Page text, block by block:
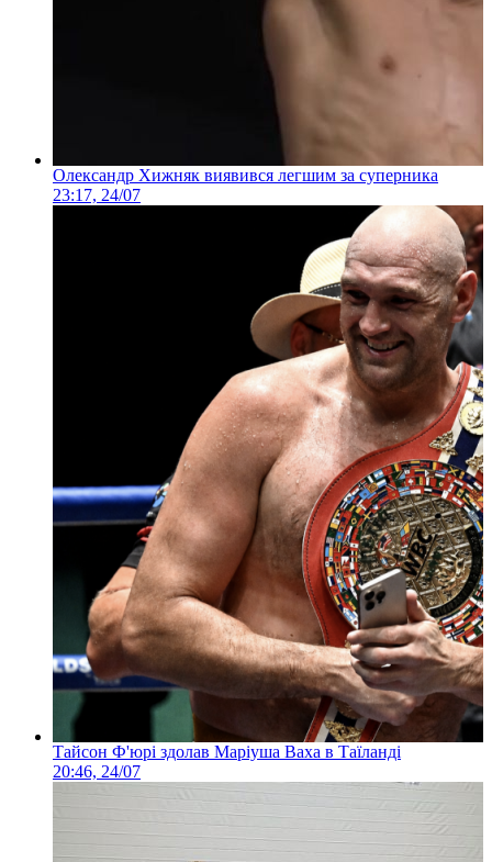
Олександр Хижняк виявився легшим за суперника
23:17, 24/07
Тайсон Ф'юрі здолав Маріуша Ваха в Таїланді
20:46, 24/07